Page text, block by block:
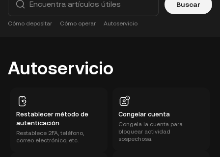
Buscar
Cómo depositar Cómo operar Autoservicio
Autoservicio
Restablecer método de
autenticación
Restablece 2FA, teléfono,
correo electrónico, etc.
Congelar cuenta
Congela la cuenta para
bloquear actividad
sospechosa.